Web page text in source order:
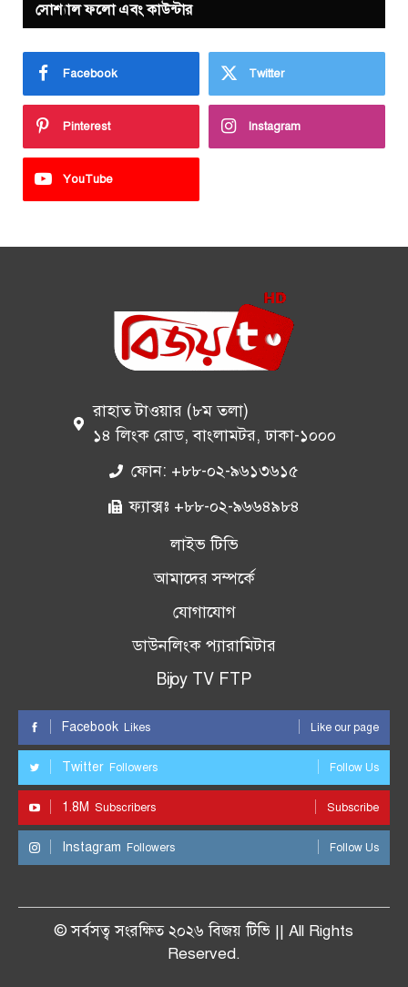
সোশ্যাল ফলো এবং কাউন্টার
Facebook Twitter
Pinterest Instagram
YouTube
রাহাত টাওয়ার (৮ম তলা)
১৪ লিংক রোড, বাংলামটর, ঢাকা-১০০০
ফোন: +৮৮-০২-৯৬১৩৬১৫
ফ্যাক্সঃ +৮৮-০২-৯৬৬৪৯৮৪
লাইভ টিভি
আমাদের সম্পর্কে
যোগাযোগ
ডাউনলিংক প্যারামিটার
Bijoy TV FTP
Facebook Likes Like our page
Twitter Followers Follow Us
1.8M Subscribers Subscribe
Instagram Followers Follow Us
© সর্বসত্ব সংরক্ষিত ২০২৬ বিজয় টিভি || All Rights
Reserved.